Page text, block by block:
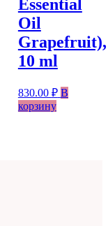
Essential
Oil
Grapefruit),
10 ml
830.00 ₽ В
корзину